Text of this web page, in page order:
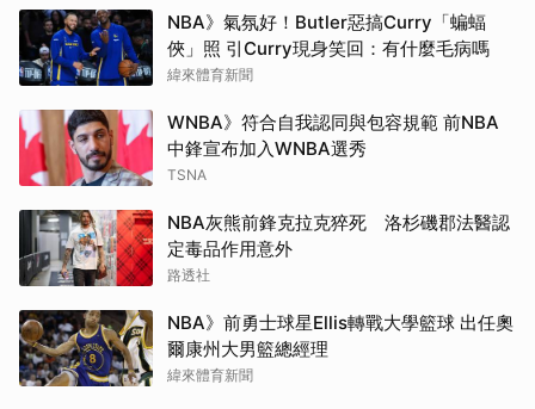
NBA》氣氛好！Butler惡搞Curry「蝙蝠
俠」照 引Curry現身笑回：有什麼毛病嗎
緯來體育新聞
WNBA》符合自我認同與包容規範 前NBA
中鋒宣布加入WNBA選秀
TSNA
NBA灰熊前鋒克拉克猝死 洛杉磯郡法醫認
定毒品作用意外
路透社
NBA》前勇士球星Ellis轉戰大學籃球 出任奧
爾康州大男籃總經理
緯來體育新聞